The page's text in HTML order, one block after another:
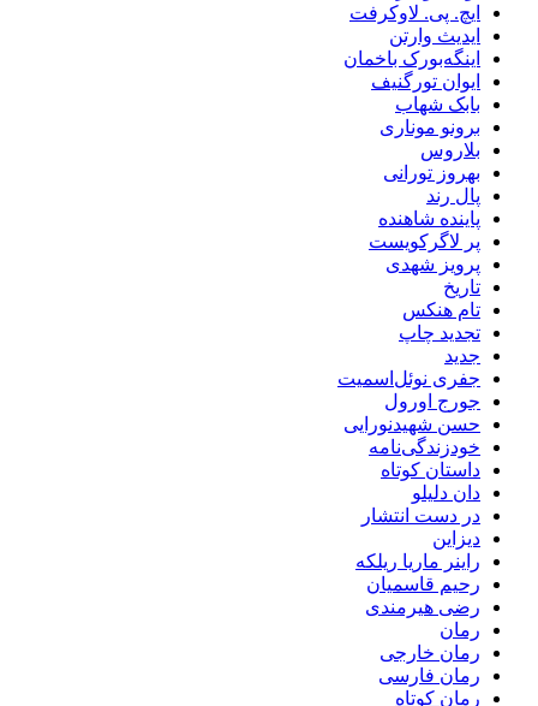
ایچ. پی. لاوکرفت
ایدیث وارتن
اینگه‌بورک باخمان
ایوان تورگنیف
بابک شهاب
برونو موناری
بلاروس
بهروز تورانی
پال رند
پاینده شاهنده
پر لاگرکویست
پرویز شهدی
تاریخ
تام هنکس
تجدید چاپ
جدید
جفری نوئل‌اسمیت
جورج اورول
حسن شهیدنورایی
خودزندگی‌نامه
داستان کوتاه
دان دلیلو
در دست انتشار
دیزاین
راینر ماریا ریلکه
رحیم قاسمیان
رضی هیرمندی
رمان
رمان خارجی
رمان فارسی
رمان کوتاه